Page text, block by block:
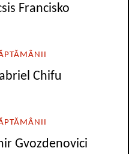
Francisko
Chifu
Gvozdenovici